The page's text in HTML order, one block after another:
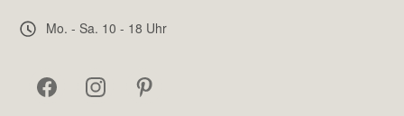
Mo. - Sa. 10 - 18 Uhr